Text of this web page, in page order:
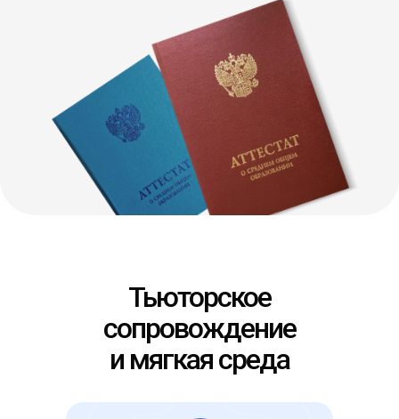
Тьюторское
сопровождение
и мягкая среда